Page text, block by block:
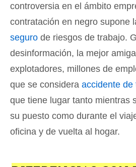
controversia en el ámbito
contratación en negro supone
seguro de riesgos de trabajo.
desinformación, la mejor
explotadores, millones de
que se considera accidente de
que tiene lugar tanto mientras
su puesto como durante el
oficina y de vuelta al hogar.